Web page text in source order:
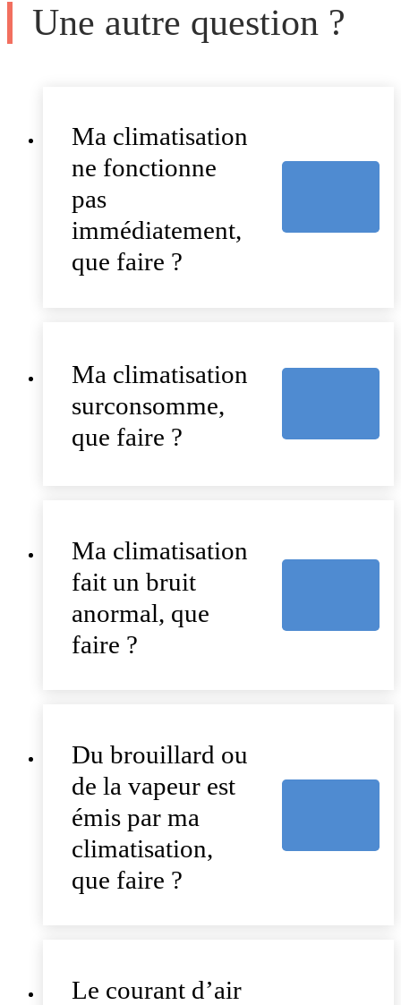
Une autre question ?
Ma climatisation
ne fonctionne
pas
immédiatement,
que faire ?
Ma climatisation
surconsomme,
que faire ?
Ma climatisation
fait un bruit
anormal, que
faire ?
Du brouillard ou
de la vapeur est
émis par ma
climatisation,
que faire ?
Le courant d’air